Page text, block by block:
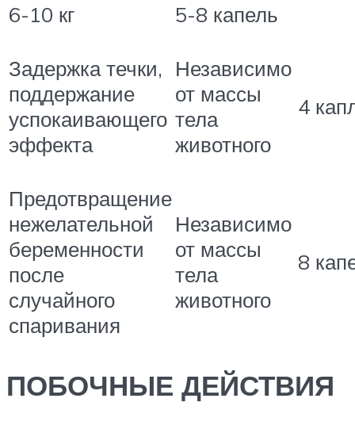
6-10 кг 5-8 капель
Задержка течки,
поддержание
успокаивающего
эффекта
Независимо
от массы
тела
животного
4
Предотвращение
нежелательной
беременности
после
случайного
спаривания
Независимо
от массы
тела
животного
8
ПОБОЧНЫЕ ДЕЙСТВИЯ